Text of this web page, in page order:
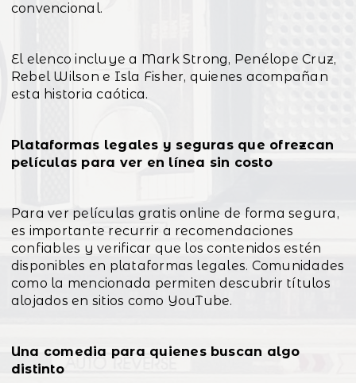
convencional.
El elenco incluye a Mark Strong, Penélope Cruz,
Rebel Wilson e Isla Fisher, quienes acompañan
esta historia caótica.
Plataformas legales y seguras que ofrezcan
películas para ver en línea sin costo
Para ver películas gratis online de forma segura,
es importante recurrir a recomendaciones
confiables y verificar que los contenidos estén
disponibles en plataformas legales. Comunidades
como la mencionada permiten descubrir títulos
alojados en sitios como YouTube.
Una comedia para quienes buscan algo
distinto